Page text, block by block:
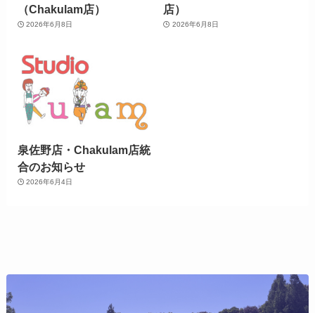
（Chakulam店）
2026年6月8日
店）
2026年6月8日
泉佐野店・Chakulam店統
合のお知らせ
2026年6月4日